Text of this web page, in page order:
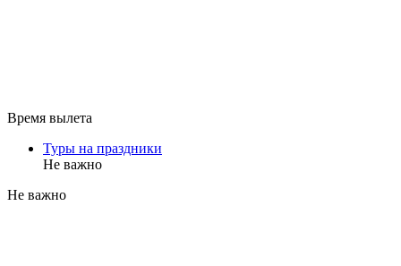
Время вылета
Туры на праздники
Не важно
Не важно